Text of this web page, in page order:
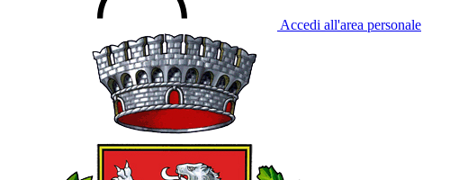
Accedi all'area personale